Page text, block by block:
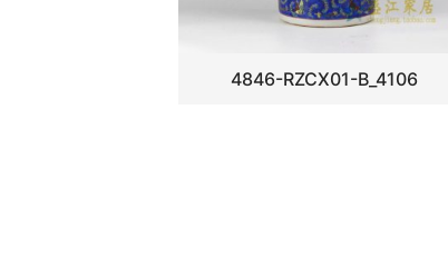
4846-RZCX01-B_4106